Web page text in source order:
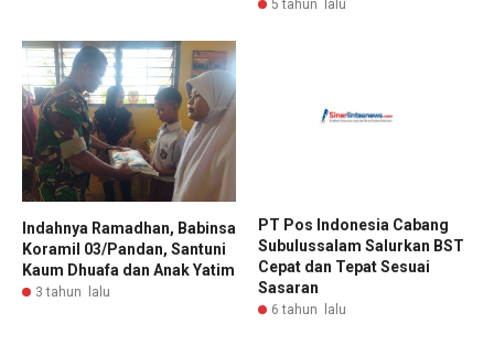
5 tahun lalu
Indahnya Ramadhan, Babinsa
Koramil 03/Pandan, Santuni
Kaum Dhuafa dan Anak Yatim
3 tahun lalu
PT Pos Indonesia Cabang
Subulussalam Salurkan BST
Cepat dan Tepat Sesuai
Sasaran
6 tahun lalu